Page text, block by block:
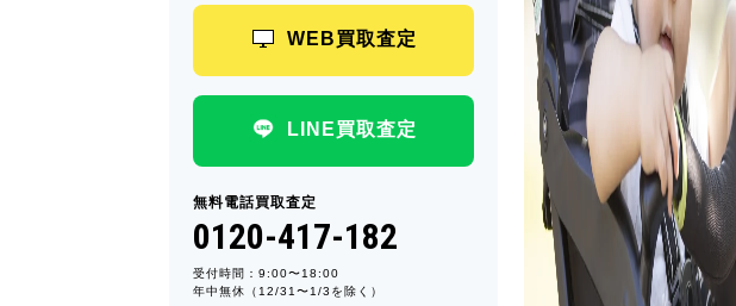
WEB買取査定
LINE買取査定
無料電話買取査定
0120-417-182
受付時間：9:00〜18:00
年中無休（12/31〜1/3を除く）